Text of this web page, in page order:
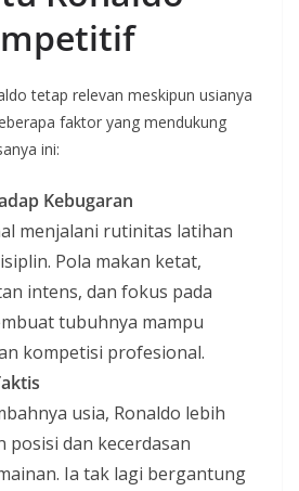
tetap relevan meskipun usianya
faktor yang mendukung
ini:
Kebugaran
menjalani rutinitas latihan
Pola makan ketat,
intens, dan fokus pada
tubuhnya mampu
kompetisi profesional.
usia, Ronaldo lebih
posisi dan kecerdasan
Ia tak lagi bergantung